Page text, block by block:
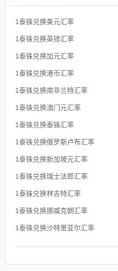
1泰铢兑换美元汇率
1泰铢兑换英镑汇率
1泰铢兑换加元汇率
1泰铢兑换港币汇率
1泰铢兑换南非兰特汇率
1泰铢兑换澳门元汇率
1泰铢兑换泰铢汇率
1泰铢兑换俄罗斯卢布汇率
1泰铢兑换新加坡元汇率
1泰铢兑换瑞士法郎汇率
1泰铢兑换林吉特汇率
1泰铢兑换挪威克朗汇率
1泰铢兑换沙特里亚尔汇率